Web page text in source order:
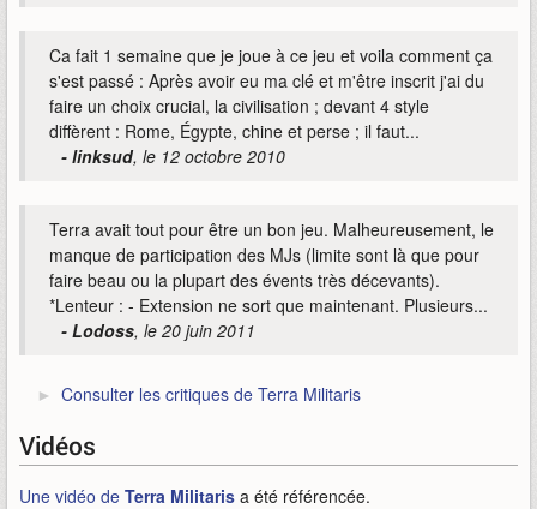
Ca fait 1 semaine que je joue à ce jeu et voila comment ça
s'est passé : Après avoir eu ma clé et m'être inscrit j'ai du
faire un choix crucial, la civilisation ; devant 4 style
diffèrent : Rome, Égypte, chine et perse ; il faut...
- linksud, le 12 octobre 2010
Terra avait tout pour être un bon jeu. Malheureusement, le
manque de participation des MJs (limite sont là que pour
faire beau ou la plupart des évents très décevants).
*Lenteur : - Extension ne sort que maintenant. Plusieurs...
- Lodoss, le 20 juin 2011
Consulter les critiques de Terra Militaris
Vidéos
Une vidéo de Terra Militaris a été référencée.